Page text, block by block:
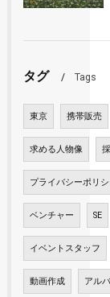
タグ Tags
東京 携帯販売
求める人物像
プライバシーポリ
ベンチャー SE
イベントスタッフ
動画作成 アル